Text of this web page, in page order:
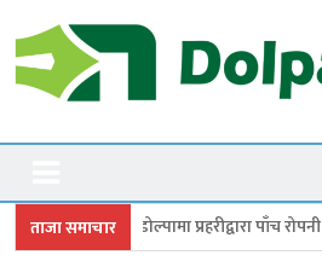
to
content
Dolpanews
ताजा समाचार
प्रहरीद्वारा पाँच रोपनी क्षेत्रमा लगाइएको गाँजाका